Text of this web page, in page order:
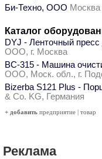
Би-Техно, ООО
Каталог
DYJ - Ленточный
ООО, г. Москва
ВС-315 - Машина
ООО, Моск. обл., г.
Bizerba S121 Plus -
& Co. KG, Германия
+ добавить предприятие | товар
Реклама